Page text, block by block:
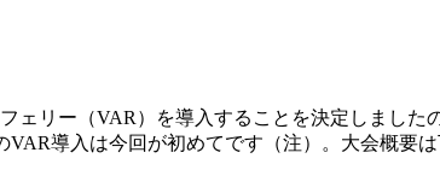
ェリー（VAR）を導入することを決定しまし
導入は今回が初めてです（注）。大会概要は